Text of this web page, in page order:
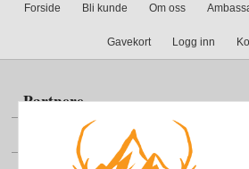
Forside Bli kunde Om oss
Gavekort Logg inn
Partnere
Din konto